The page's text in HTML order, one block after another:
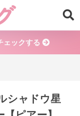
ェックする
シャドウ星